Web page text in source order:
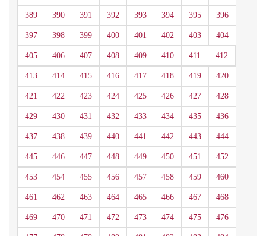
389 390 391 392 393 394 395 396
397 398 399 400 401 402 403 404
405 406 407 408 409 410 411 412
413 414 415 416 417 418 419 420
421 422 423 424 425 426 427 428
429 430 431 432 433 434 435 436
437 438 439 440 441 442 443 444
445 446 447 448 449 450 451 452
453 454 455 456 457 458 459 460
461 462 463 464 465 466 467 468
469 470 471 472 473 474 475 476